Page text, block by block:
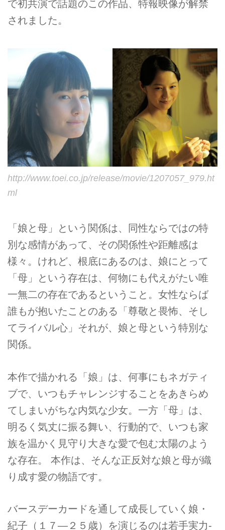
で初共演で話題のこの作品、特報映像が解禁
されました。
http://www.toei.co.jp/release/movie/1207057_979.ht
ml
「娘と母」という関係は、同性ならではの特
別な感情があって、その関係性や距離感は
様々。けれど、根底にあるのは、娘にとって
「母」という存在は、何物にも代えがたい唯
一無二の存在であるということ。女性ならば
誰もが抱いたことのある「尊敬と畏怖、そし
てライバル心」それが、娘と母という特別な
関係。
本作で描かれる「娘」は、何事にもネガティ
ブで、いつもチャレンジすることをあきらめ
てしまいがちな内気な少女。一方「母」は、
明るく気丈に振る舞い、行動的で、いつも家
族を温かく見守り大きな愛で包む太陽のよう
な存在。 本作は、そんな正反対な娘と母が織
り成す愛の物語です。
バースデーカードを通して成長していく娘・
紀子（１７―２５歳）を演じるのは若手実力­